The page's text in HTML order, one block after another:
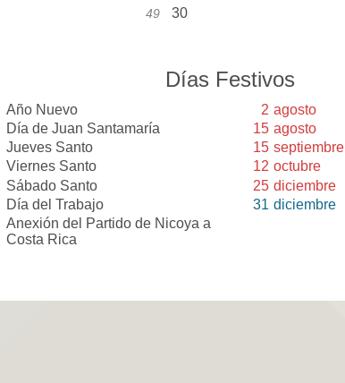
49 30
Días Festivos
Año Nuevo
Día de Juan Santamaría
Jueves Santo
Viernes Santo
Sábado Santo
Día del Trabajo
Anexión del Partido de Nicoya a
Costa Rica
2 agosto
15 agosto
15 septiembre
12 octubre
25 diciembre
31 diciembre